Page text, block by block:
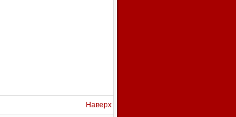
Наверх